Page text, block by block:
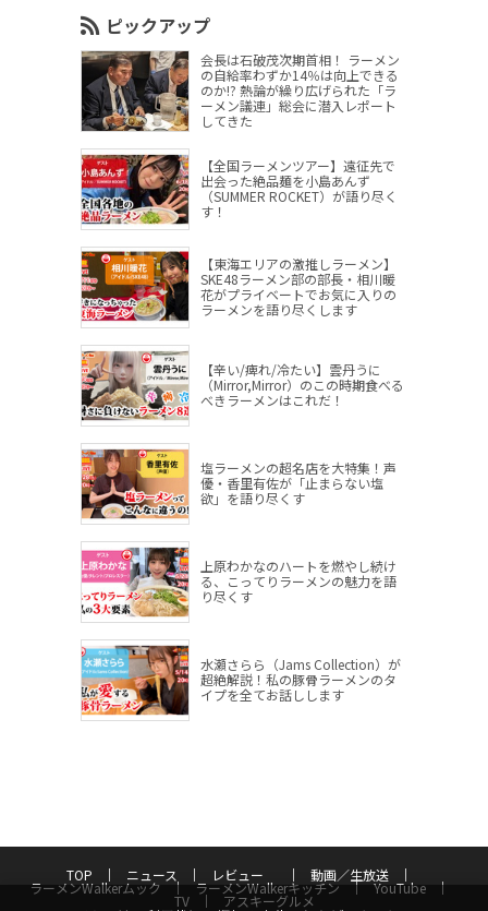
ピックアップ
会長は石破茂次期首相！ ラーメン
の自給率わずか14％は向上できる
のか!? 熱論が繰り広げられた「ラ
ーメン議連」総会に潜入レポート
してきた
【全国ラーメンツアー】遠征先で
出会った絶品麺を小島あんず
（SUMMER ROCKET）が語り尽く
す！
【東海エリアの激推しラーメン】
SKE48ラーメン部の部長・相川暖
花がプライベートでお気に入りの
ラーメンを語り尽くします
【辛い/痺れ/冷たい】雲丹うに
（Mirror,Mirror）のこの時期食べる
べきラーメンはこれだ！
塩ラーメンの超名店を大特集！声
優・香里有佐が「止まらない塩
欲」を語り尽くす
上原わかなのハートを燃やし続け
る、こってりラーメンの魅力を語
り尽くす
水瀬さらら（Jams Collection）が
超絶解説！私の豚骨ラーメンのタ
イプを全てお話しします
TOP ニュース レビュー 動画／生放送
ラーメンWalkerムック ラーメンWalkerキッチン YouTube
TV アスキーグルメ